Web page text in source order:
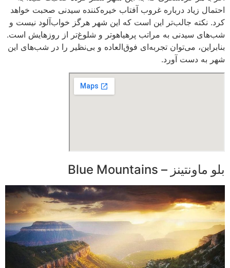
احتمال زیاد درباره غروب آفتاب خیره‌کننده سیدنی صحبت خواهد
کرد. نکته جالب‌تر این است که این شهر هرگز خواب‌آلود نیست و
شب‌های سیدنی به مراتب پرهیاهوتر و شلوغ‌تر از روزهایش است.
بنابراین، می‌توان تجربه‌ای فوق‌العاده و بی‌نظیر را در شب‌های این
شهر به دست آورد.
بلو ماونتینز – Blue Mountains